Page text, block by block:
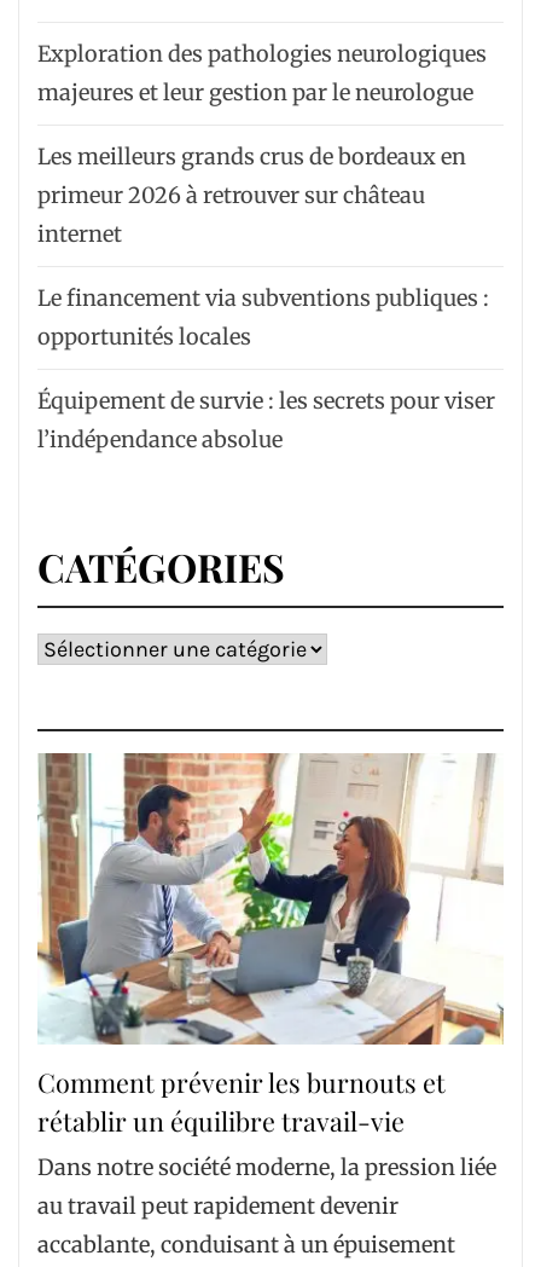
Exploration des pathologies neurologiques
majeures et leur gestion par le neurologue
Les meilleurs grands crus de bordeaux en
primeur 2026 à retrouver sur château
internet
Le financement via subventions publiques :
opportunités locales
Équipement de survie : les secrets pour viser
l’indépendance absolue
CATÉGORIES
Catégories
Comment prévenir les burnouts et
rétablir un équilibre travail-vie
Dans notre société moderne, la pression liée
au travail peut rapidement devenir
accablante, conduisant à un épuisement